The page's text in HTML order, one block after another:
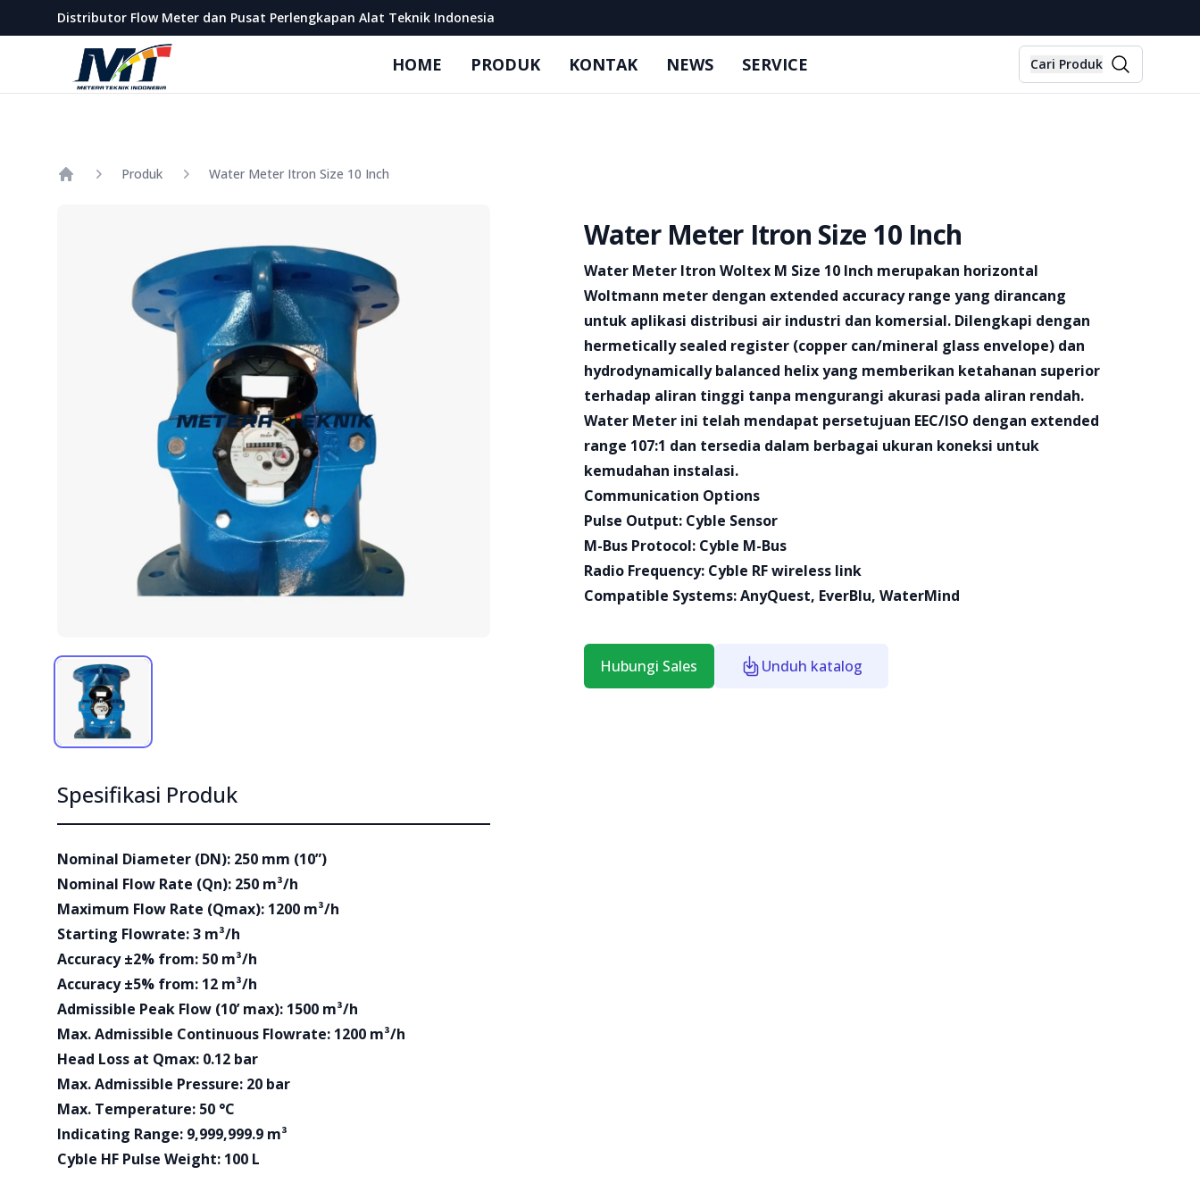
Distributor Flow Meter dan Pusat Perlengkapan Alat Teknik Indonesia
Metera Teknik Indonesia
HOME PRODUK KONTAK NEWS SERVICE Cari Produk
Produk Water Meter Itron Size 10 Inch
Water Meter Itron Size 10 Inch
Product information
Water Meter Itron Woltex M Size 10 Inch merupakan horizontal
Woltmann meter dengan extended accuracy range yang dirancang
untuk aplikasi distribusi air industri dan komersial. Dilengkapi dengan
hermetically sealed register (copper can/mineral glass envelope) dan
hydrodynamically balanced helix yang memberikan ketahanan superior
terhadap aliran tinggi tanpa mengurangi akurasi pada aliran rendah.
Water Meter ini telah mendapat persetujuan EEC/ISO dengan extended
range 107:1 dan tersedia dalam berbagai ukuran koneksi untuk
kemudahan instalasi.
Communication Options
Pulse Output: Cyble Sensor
M-Bus Protocol: Cyble M-Bus
Radio Frequency: Cyble RF wireless link
Compatible Systems: AnyQuest, EverBlu, WaterMind
Hubungi Sales Unduh katalog
Spesifikasi Produk
Nominal Diameter (DN): 250 mm (10”)
Nominal Flow Rate (Qn): 250 m³/h
Maximum Flow Rate (Qmax): 1200 m³/h
Starting Flowrate: 3 m³/h
Accuracy ±2% from: 50 m³/h
Accuracy ±5% from: 12 m³/h
Admissible Peak Flow (10’ max): 1500 m³/h
Max. Admissible Continuous Flowrate: 1200 m³/h
Head Loss at Qmax: 0.12 bar
Max. Admissible Pressure: 20 bar
Max. Temperature: 50 °C
Indicating Range: 9,999,999.9 m³
Cyble HF Pulse Weight: 100 L